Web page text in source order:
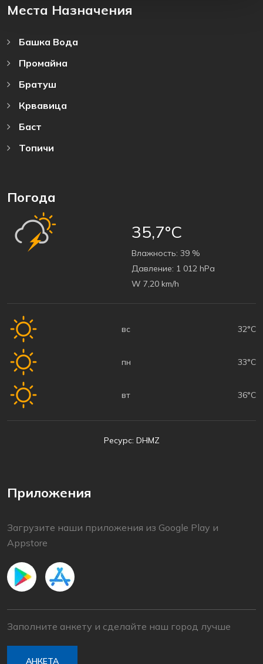
Места Назначения
Башка Bода
Промайна
Братуш
Крвавица
Баст
Топичи
Погода
35,7°C
Bлажность: 39 %
Давление: 1 012 hPa
W 7,20 km/h
вс 32°C
пн 33°C
вт 36°C
Ресурс: DHMZ
Приложения
Загрузите наши приложения из Google Play и
Appstore
Заполните анкету и сделайте наш город лучше
АНКЕТА